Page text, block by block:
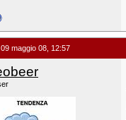
09 maggio 08, 12:57